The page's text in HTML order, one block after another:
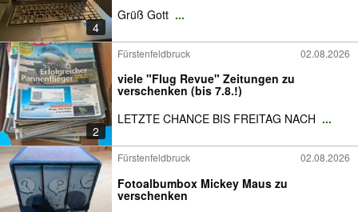
4
Grüß Gott ...
2
Fürstenfeldbruck 02.08.2026
viele "Flug Revue" Zeitungen zu
verschenken (bis 7.8.!)
LETZTE CHANCE BIS FREITAG NACH ...
Fürstenfeldbruck 02.08.2026
Fotoalbumbox Mickey Maus zu
verschenken